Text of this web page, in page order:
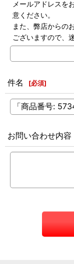
メールアドレスを
意ください。
また、弊店からの
ございますので、
件名 [必須]
お問い合わせ内容